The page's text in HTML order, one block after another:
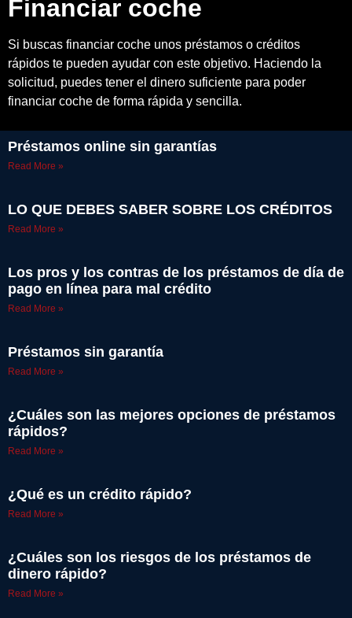
Financiar coche
Si buscas financiar coche unos préstamos o créditos
rápidos te pueden ayudar con este objetivo. Haciendo la
solicitud, puedes tener el dinero suficiente para poder
financiar coche de forma rápida y sencilla.
Préstamos online sin garantías
Read More »
LO QUE DEBES SABER SOBRE LOS CRÉDITOS
Read More »
Los pros y los contras de los préstamos de día de
pago en línea para mal crédito
Read More »
Préstamos sin garantía
Read More »
¿Cuáles son las mejores opciones de préstamos
rápidos?
Read More »
¿Qué es un crédito rápido?
Read More »
¿Cuáles son los riesgos de los préstamos de
dinero rápido?
Read More »